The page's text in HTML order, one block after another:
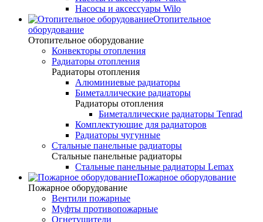
Насосы и аксессуары Wilo
Отопительное
оборудование
Отопительное оборудование
Конвекторы отопления
Радиаторы отопления
Радиаторы отопления
Алюминиевые радиаторы
Биметаллические радиаторы
Радиаторы отопления
Биметаллические радиаторы Tenrad
Комплектующие для радиаторов
Радиаторы чугунные
Стальные панельные радиаторы
Стальные панельные радиаторы
Стальные панельные радиаторы Lemax
Пожарное оборудование
Пожарное оборудование
Вентили пожарные
Муфты противопожарные
Огнетушители